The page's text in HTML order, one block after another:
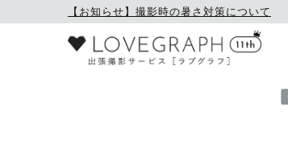
【お知らせ】撮影時の暑さ対策について